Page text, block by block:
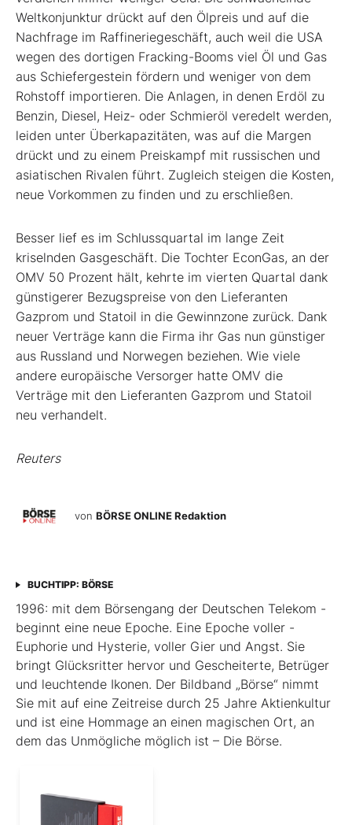
Weltkonjunktur drückt auf den Ölpreis und auf die
Nachfrage im Raffineriegeschäft, auch weil die USA
wegen des dortigen Fracking-Booms viel Öl und Gas
aus Schiefergestein fördern und weniger von dem
Rohstoff importieren. Die Anlagen, in denen Erdöl zu
Benzin, Diesel, Heiz- oder Schmieröl veredelt werden,
leiden unter Überkapazitäten, was auf die Margen
drückt und zu einem Preiskampf mit russischen und
asiatischen Rivalen führt. Zugleich steigen die Kosten,
neue Vorkommen zu finden und zu erschließen.
Besser lief es im Schlussquartal im lange Zeit
kriselnden Gasgeschäft. Die Tochter EconGas, an der
OMV 50 Prozent hält, kehrte im vierten Quartal dank
günstigerer Bezugspreise von den Lieferanten
Gazprom und Statoil in die Gewinnzone zurück. Dank
neuer Verträge kann die Firma ihr Gas nun günstiger
aus Russland und Norwegen beziehen. Wie viele
andere europäische Versorger hatte OMV die
Verträge mit den Lieferanten Gazprom und Statoil
neu verhandelt.
Reuters
von BÖRSE ONLINE Redaktion
BUCHTIPP: BÖRSE
1996: mit dem ­Börsen­­gang der Deutschen Telekom ­
beginnt eine neue ­Epoche. Eine Epoche voller ­
Euphorie und Hysterie, ­voller Gier und Angst. Sie
bringt Glücksritter ­hervor und ­Gescheiterte, ­Betrüger
und leuchtende Ikonen. Der Bildband ­„Börse“ nimmt
Sie mit auf eine Zeit­reise durch 25 Jahre Aktienkultur
und ist eine Hommage an ­einen ­magischen Ort, an
dem das Unmögliche ­möglich ist – Die Börse.